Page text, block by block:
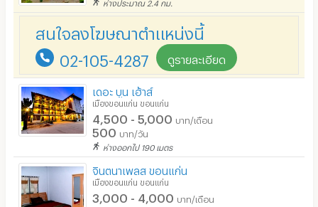
สระว่ายน้ำ
โรงยิม / ฟิตเนส
อินเทอร์เน็ตไร้สาย (WIFI) ในห้อง
เคเบิลทีวี / ดาวเทียม
มีระบบรักษาความปลอดภัย (keycard)
มีระบบรักษาความปลอดภัย (สแกนลายนิ้วมือ)
ห่างประมาณ 2.4 กม.
สนใจลงโฆษณาตำแหน่งนี้
02-105-4287 ดูรายละเอียด
เดอะ บูน เฮ้าส์
เมืองขอนแก่น ขอนแก่น
4,500 - 5,000 บาท/เดือน
500 บาท/วัน
ห่างออกไป 190 เมตร
จินตนาเพลส ขอนแก่น
เมืองขอนแก่น ขอนแก่น
3,000 - 4,000 บาท/เดือน